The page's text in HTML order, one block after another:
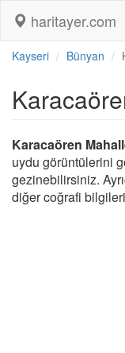
haritayer.com
Kayseri Bünyan
Karacaören
uydu görüntülerini
gezinebilirsiniz.
diğer coğrafi